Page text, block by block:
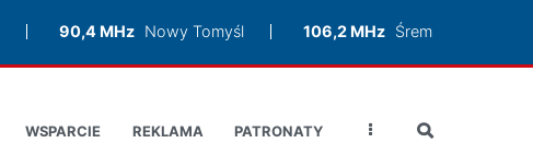
90,4 MHz Nowy Tomyśl 106,2 MHz Śrem
WSPARCIE REKLAMA PATRONATY